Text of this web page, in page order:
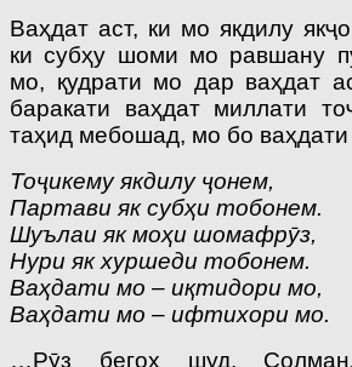
Ваҳдат аст, ки мо якдилу
ки субҳу шоми мо равшану
мо, қудрати мо дар ваҳдат
баракати ваҳдат миллати
таҳид мебошад, мо бо
Тоҷикему якдилу ҷонем,
Партави як субҳи тобонем.
Шуълаи як моҳи шомафрӯз,
Нури як хуршеди тобонем.
Ваҳдати мо – иқтидори мо,
Ваҳдати мо – ифтихори мо.
…Рӯз бегоҳ шуд.